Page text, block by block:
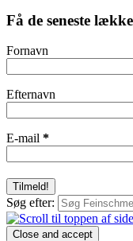
Få de seneste
Fornavn
Efternavn
E-mail *
Søg efter: